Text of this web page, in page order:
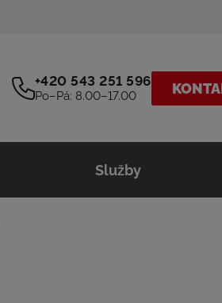
+420 543 251 596
Po–Pá: 8.00–17.00
Služby